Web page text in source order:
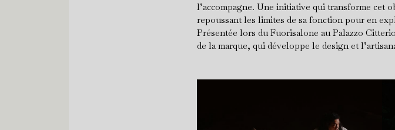
l’accompagne. Une initiative qui transforme cet
repoussant les limites de sa fonction pour en
Présentée lors du Fuorisalone au Palazzo
de la marque, qui développe le design et